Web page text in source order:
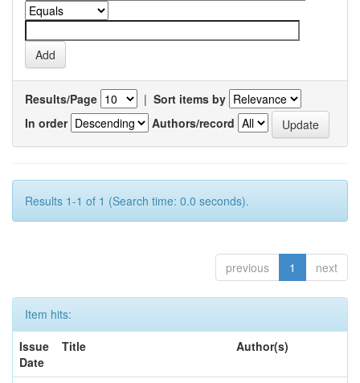
Results/Page | Sort items by
In order
Authors/record
Results 1-1 of 1 (Search time: 0.0 seconds).
previous 1 next
Item hits:
Issue
Date
Title Author(s)